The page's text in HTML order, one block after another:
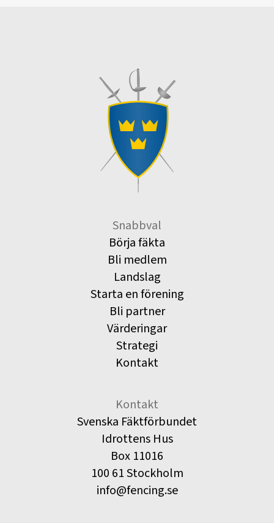
Snabbval
Börja fäkta
Bli medlem
Landslag
Starta en förening
Bli partner
Värderingar
Strategi
Kontakt
Kontakt
Svenska Fäktförbundet
Idrottens Hus
Box 11016
100 61 Stockholm
info@fencing.se